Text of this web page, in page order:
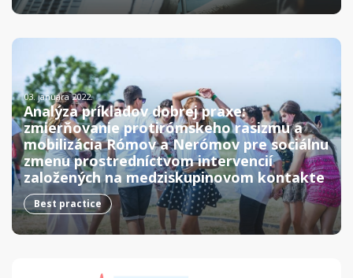
03. januára 2022.
Analýza príkladov dobrej praxe:
zmierňovanie protirómskeho rasizmu a
mobilizácia Rómov a Nerómov pre sociálnu
zmenu prostredníctvom intervencií
založených na medziskupinovom kontakte
Best practice